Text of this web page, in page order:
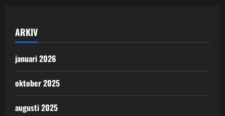
ARKIV
januari 2026
oktober 2025
augusti 2025